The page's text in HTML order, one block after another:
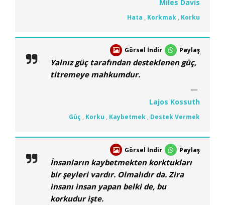
Miles Davis
Hata , Korkmak , Korku
Görsel İndir Paylaş
Yalnız güç tarafından desteklenen güç,
titremeye mahkumdur.
Lajos Kossuth
Güç , Korku , Kaybetmek , Destek Vermek
Görsel İndir Paylaş
İnsanların kaybetmekten korktukları
bir şeyleri vardır. Olmalıdır da. Zira
insanı insan yapan belki de, bu
korkudur işte.